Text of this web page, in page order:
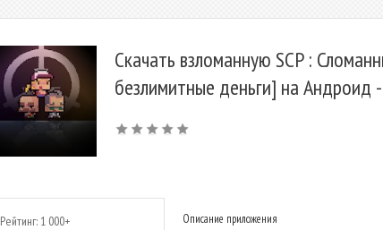
Скачать взломанную SCP :
безлимитные деньги] на Андроид
Рейтинг: 1 000+
Описание приложения